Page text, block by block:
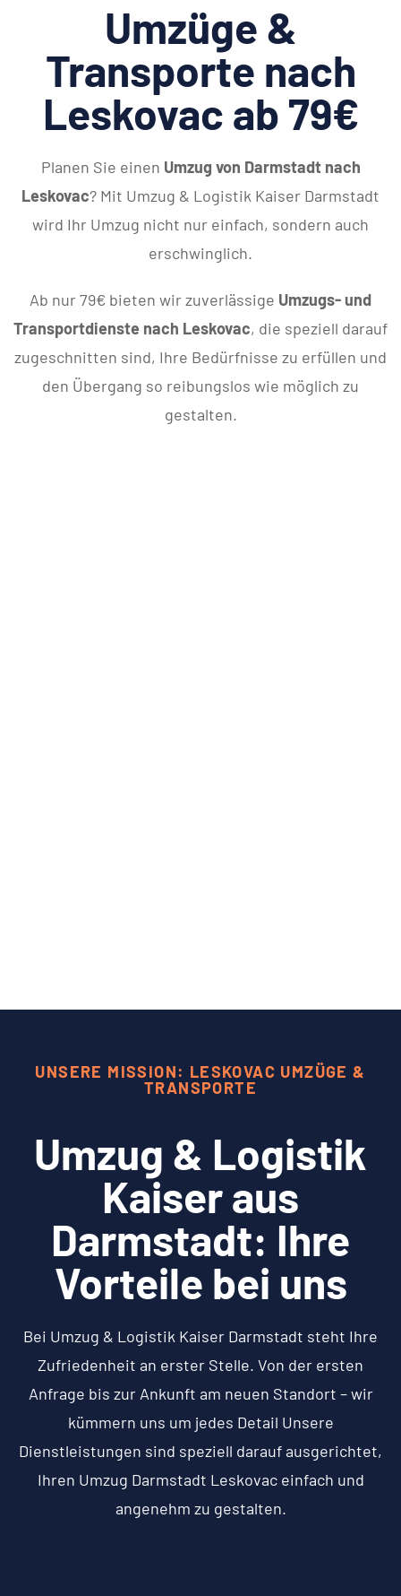
Umzüge &
Transporte nach
Leskovac ab 79€
Planen Sie einen Umzug von Darmstadt nach
Leskovac? Mit Umzug & Logistik Kaiser Darmstadt
wird Ihr Umzug nicht nur einfach, sondern auch
erschwinglich.
Ab nur 79€ bieten wir zuverlässige Umzugs- und
Transportdienste nach Leskovac, die speziell darauf
zugeschnitten sind, Ihre Bedürfnisse zu erfüllen und
den Übergang so reibungslos wie möglich zu
gestalten.
UNSERE MISSION: LESKOVAC UMZÜGE &
TRANSPORTE
Umzug & Logistik
Kaiser aus
Darmstadt: Ihre
Vorteile bei uns
Bei Umzug & Logistik Kaiser Darmstadt steht Ihre
Zufriedenheit an erster Stelle. Von der ersten
Anfrage bis zur Ankunft am neuen Standort – wir
kümmern uns um jedes Detail Unsere
Dienstleistungen sind speziell darauf ausgerichtet,
Ihren Umzug Darmstadt Leskovac einfach und
angenehm zu gestalten.